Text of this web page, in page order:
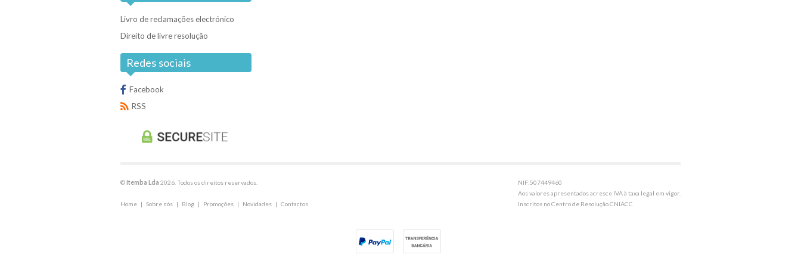
Livro de reclamações electrónico
Direito de livre resolução
Redes sociais
Facebook
RSS
©Itemba Lda 2026. Todos os direitos reservados.
Home | Sobre nós | Blog | Promoções | Novidades | Contactos
NIF:507449460
Aos valores apresentados acresce IVA à taxa legal em vigor.
Inscritos no Centro de Resolução CNIACC